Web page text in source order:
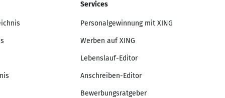
Services
Personalgewinnung mit XING
Werben auf XING
Lebenslauf-Editor
Anschreiben-Editor
Bewerbungsratgeber